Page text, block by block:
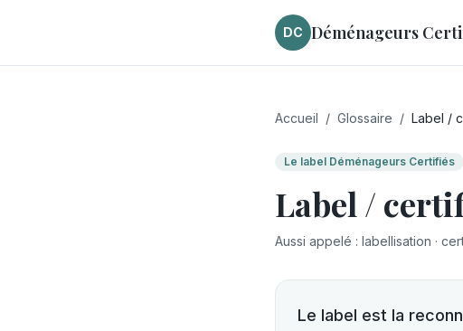
DC Déménageurs
Accueil / Glossaire / Label /
Le label Déménageurs Certifiés
Label /
Aussi appelé : labellisation ·
Le label est la